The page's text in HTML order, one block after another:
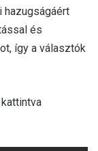
hazugságáért
és
így a választók